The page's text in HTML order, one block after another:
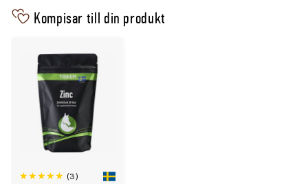
Förvaras torrt, svalt och väl förslutet. Se bäst
före-datum på förpackningen.
Tävlingskarens:0 h.
Kompisar till din produkt
(3)